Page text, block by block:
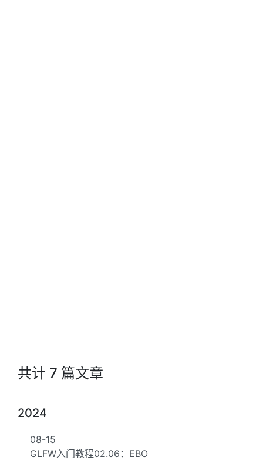
共计 7 篇文章
2024
08-15
GLFW入门教程02.06：EBO